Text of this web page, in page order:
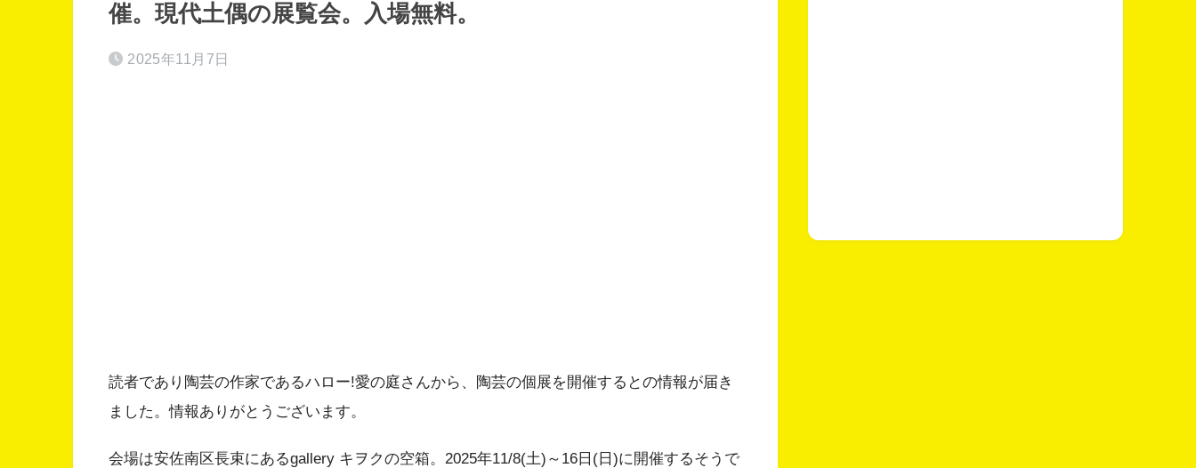
催。現代土偶の展覧会。入場無料。
2025年11月7日
読者であり陶芸の作家であるハロー!愛の庭さんから、陶芸の個展を開催するとの情報が届き
ました。情報ありがとうございます。
会場は安佐南区長束にあるgallery キヲクの空箱。2025年11/8(土)～16日(日)に開催するそうで